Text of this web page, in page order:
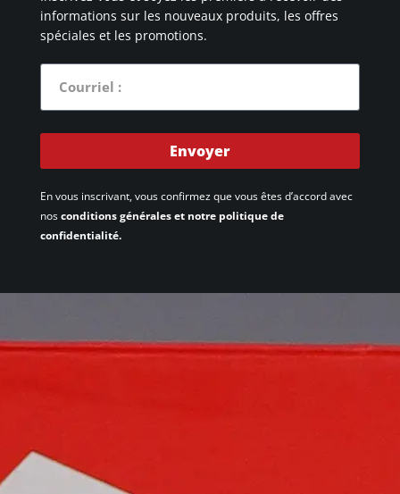
informations sur les nouveaux produits, les offres
spéciales et les promotions.
Envoyer
En vous inscrivant, vous confirmez que vous êtes d’accord avec
nosconditions générales et notre politique de
confidentialité.